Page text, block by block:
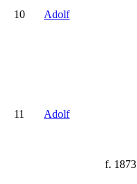
10 Adolf
11 Adolf
f. 1873